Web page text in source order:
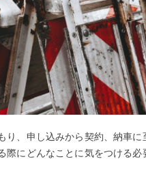
り、申し込みから契約、納車
際にどんなことに気をつける